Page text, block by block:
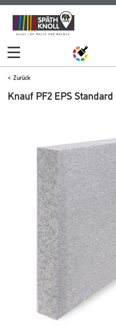
Zum
Inhalt
Zum
Navigationsmenü
Zurück
Knauf PF2 EPS Standard